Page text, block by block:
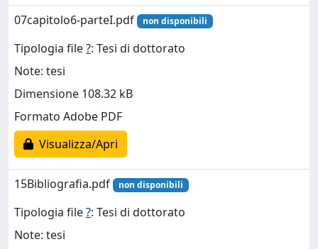
07capitolo6-parteI.pdf non disponibili
Tipologia file?: Tesi di dottorato
Note: tesi
Dimensione 108.32 kB
Formato Adobe PDF
Visualizza/Apri
15Bibliografia.pdf non disponibili
Tipologia file?: Tesi di dottorato
Note: tesi